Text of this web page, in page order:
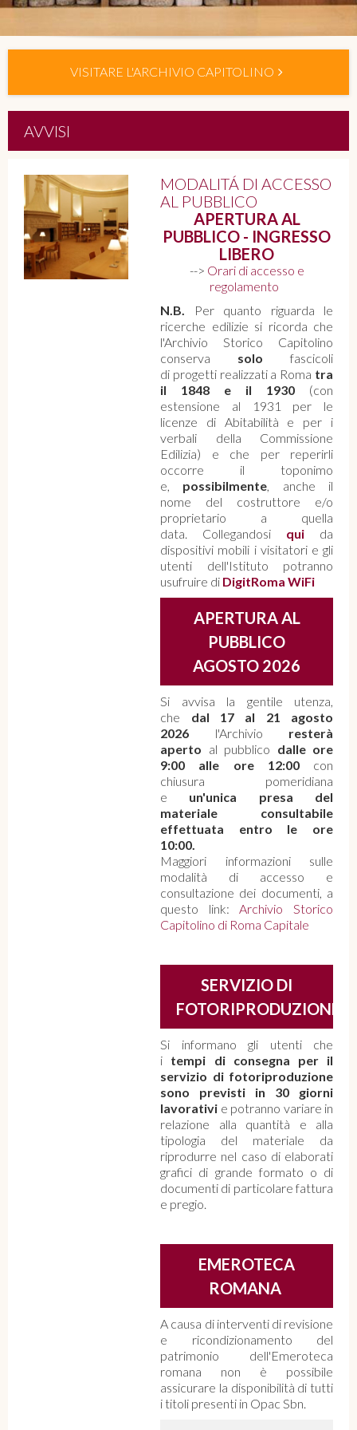
VISITARE L'ARCHIVIO CAPITOLINO
AVVISI
MODALITÁ DI ACCESSO
AL PUBBLICO
APERTURA AL
PUBBLICO - INGRESSO
LIBERO
--> Orari di accesso e
regolamento
N.B.
Per quanto riguarda le
ricerche edilizie si ricorda che
l'Archivio Storico Capitolino
conserva solo fascicoli
di progetti realizzati a Roma tra
il 1848 e il 1930 (con
estensione al 1931 per le
licenze di Abitabilità e per i
verbali della Commissione
Edilizia) e che per reperirli
occorre il toponimo
e, possibilmente , anche il
nome del costruttore e/o
proprietario a quella
data. Collegandosi qui
da
dispositivi mobili i visitatori e gli
utenti dell'Istituto potranno
usufruire di DigitRoma WiFi
APERTURA AL
PUBBLICO
AGOSTO 2026
Si avvisa la gentile utenza,
che dal 17 al 21 agosto
2026 l'Archivio resterà
aperto al pubblico dalle ore
9:00 alle ore 12:00con
chiusura pomeridiana
e un'unica presa del
materiale consultabile
effettuata entro le ore
10:00.
Maggiori informazioni sulle
modalità di accesso e
consultazione dei documenti, a
questo link: Archivio Storico
Capitolino di Roma Capitale
SERVIZIO DI
FOTORIPRODUZIONE
Si informano gli utenti che
i tempi di consegna per il
servizio di fotoriproduzione
sono previsti in 30 giorni
lavorativi e potranno variare in
relazione alla quantità e alla
tipologia del materiale da
riprodurre nel caso di elaborati
grafici di grande formato o di
documenti di particolare fattura
e pregio.
EMEROTECA
ROMANA
A causa di interventi di revisione
e ricondizionamento del
patrimonio dell'Emeroteca
romana non è possibile
assicurare la disponibilità di tutti
i titoli presenti in Opac Sbn.